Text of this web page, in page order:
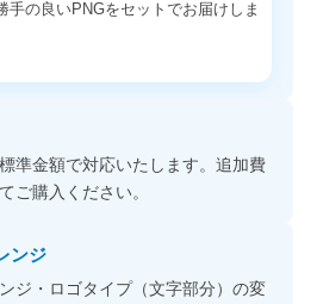
手の良いPNGをセットでお届けしま
準金額で対応いたします。追加費
ご購入ください。
ンジ
ジ・ロゴタイプ（文字部分）の変